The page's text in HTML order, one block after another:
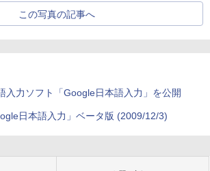
この写真の記事へ
入力ソフト「Google日本語入力」を公開
日本語入力」ベータ版 (2009/12/3)